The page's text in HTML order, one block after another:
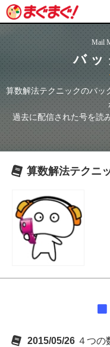
Mail
バッ
算数解法テクニックのバッ
過去に配信された号を読
算数解法テクニ
2015/05/26 ４つの